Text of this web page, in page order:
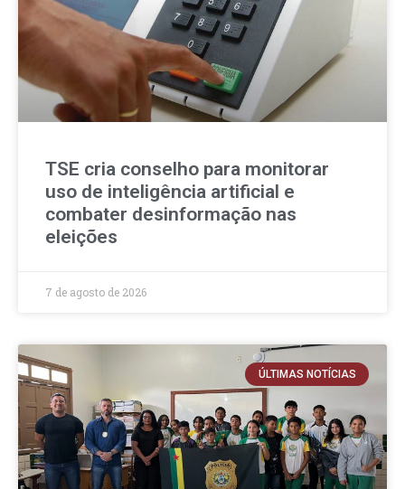
TSE cria conselho para monitorar
uso de inteligência artificial e
combater desinformação nas
eleições
7 de agosto de 2026
ÚLTIMAS NOTÍCIAS